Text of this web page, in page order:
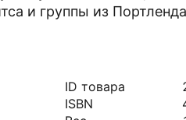
и группы из
ID товара
ISBN